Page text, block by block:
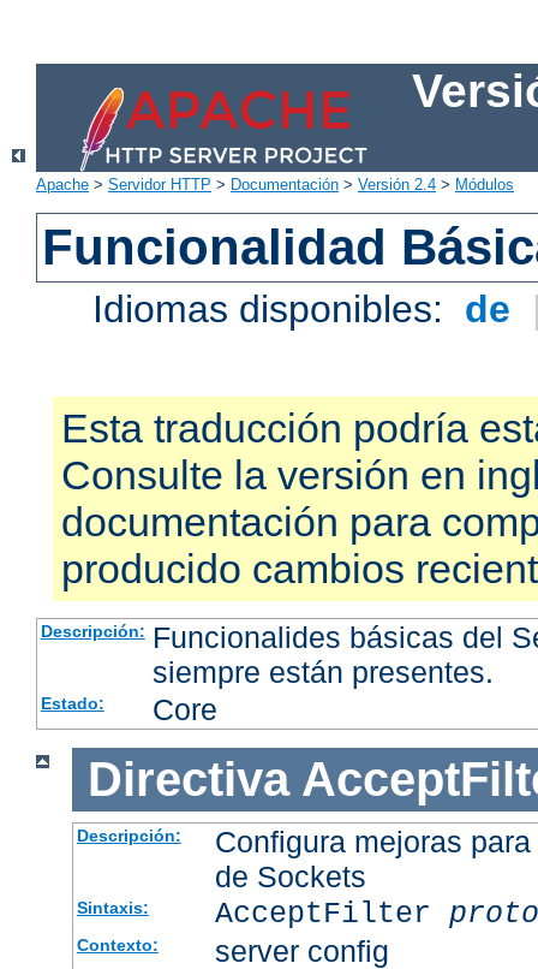
Apache > Servidor HTTP > Documentación > Versión 2.4 > Módulos
Funcionalidad
Idiomas disponibles: de
Esta traducción podría
Consulte la versión en
documentación para
producido cambios
Descripción: Funcionalides básicas del
siempre están presentes.
Estado: Core
Directiva
Descripción:
Configura mejoras
de Sockets
Sintaxis: AcceptFilter
Contexto: server config